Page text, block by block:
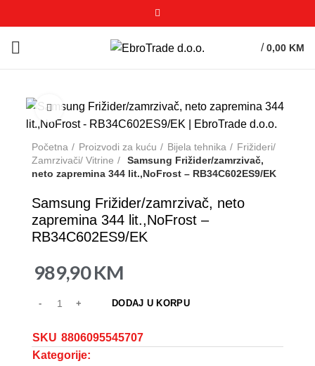
/ 0,00 KM
Click to enlarge
Početna Proizvodi za kuću Bijela tehnika
Frižideri/
Zamrzivači/ Vitrine
Samsung Frižider/zamrzivač,
neto zapremina 344 lit.,NoFrost – RB34C602ES9/EK
Samsung Frižider/zamrzivač, neto
zapremina 344 lit.,NoFrost –
RB34C602ES9/EK
989,90KM
DODAJ U KORPU
SKU 8806095545707
Kategorije: